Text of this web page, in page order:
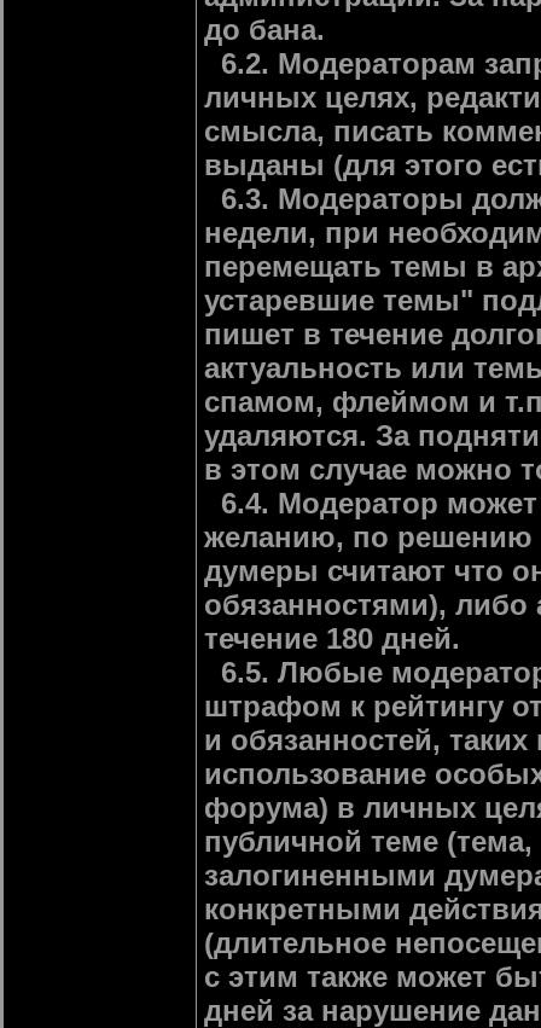
до бана.
6.2. Модераторам
личных целях,
смысла, писать
выданы (для этого
6.3. Модераторы
недели, при
перемещать темы в
устаревшие темы"
пишет в течение
актуальность или
спамом, флеймом и
удаляются. За
в этом случае можно
6.4. Модератор
желанию, по решению
думеры считают что
обязанностями),
течение 180 дней.
6.5. Любые
штрафом к рейтингу
и обязанностей, таких
использование
форума) в личных
публичной теме
залогиненными
конкретными
(длительное
с этим также может
дней за нарушение